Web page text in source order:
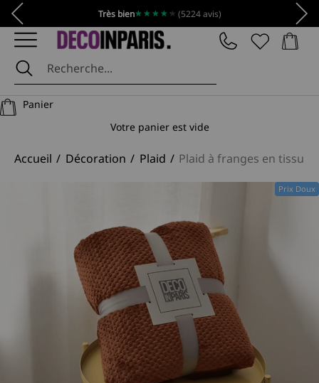
Passer au contenu
Précédent Très bien★★★★★
★★★★★ (5224 avis)
DécoInParis Panier
Panier
Votre panier est vide
Accueil Décoration Plaid Plaid à franges en tissu
Prix Doux